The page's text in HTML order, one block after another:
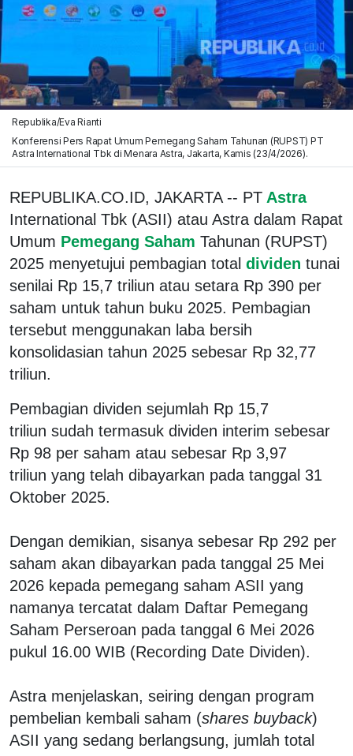
Republika/Eva Rianti
Konferensi Pers Rapat Umum Pemegang Saham Tahunan (RUPST) PT
Astra International Tbk di Menara Astra, Jakarta, Kamis (23/4/2026).
REPUBLIKA.CO.ID, JAKARTA -- PT Astra
International Tbk (ASII) atau Astra dalam Rapat
Umum Pemegang Saham Tahunan (RUPST)
2025 menyetujui pembagian total dividen tunai
senilai Rp 15,7 triliun atau setara Rp 390 per
saham untuk tahun buku 2025. Pembagian
tersebut menggunakan laba bersih
konsolidasian tahun 2025 sebesar Rp 32,77
triliun.
Pembagian dividen sejumlah Rp 15,7
triliun sudah termasuk dividen interim sebesar
Rp 98 per saham atau sebesar Rp 3,97
triliun yang telah dibayarkan pada tanggal 31
Oktober 2025.
Dengan demikian, sisanya sebesar Rp 292 per
saham akan dibayarkan pada tanggal 25 Mei
2026 kepada pemegang saham ASII yang
namanya tercatat dalam Daftar Pemegang
Saham Perseroan pada tanggal 6 Mei 2026
pukul 16.00 WIB (Recording Date Dividen).
Astra menjelaskan, seiring dengan program
pembelian kembali saham (shares buyback)
ASII yang sedang berlangsung, jumlah total